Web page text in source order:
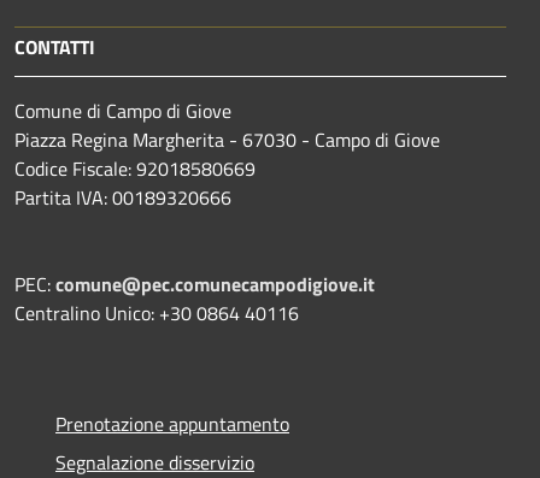
CONTATTI
Comune di Campo di Giove
Piazza Regina Margherita - 67030 - Campo di Giove
Codice Fiscale: 92018580669
Partita IVA: 00189320666
PEC:comune@pec.comunecampodigiove.it
Centralino Unico: +30 0864 40116
Prenotazione appuntamento
Segnalazione disservizio